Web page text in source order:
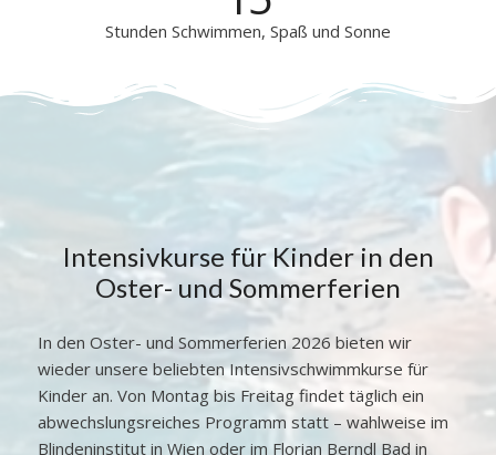
Stunden Schwimmen, Spaß und Sonne
Intensivkurse für Kinder in den
Oster- und Sommerferien
In den Oster- und Sommerferien 2026 bieten wir
wieder unsere beliebten Intensivschwimmkurse für
Kinder an. Von Montag bis Freitag findet täglich ein
abwechslungsreiches Programm statt – wahlweise im
Blindeninstitut in Wien oder im Florian Berndl Bad in